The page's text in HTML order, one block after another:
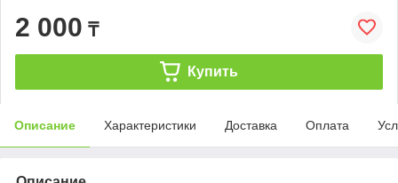
2 000 ₸
Купить
Описание Характеристики Доставка Оплата